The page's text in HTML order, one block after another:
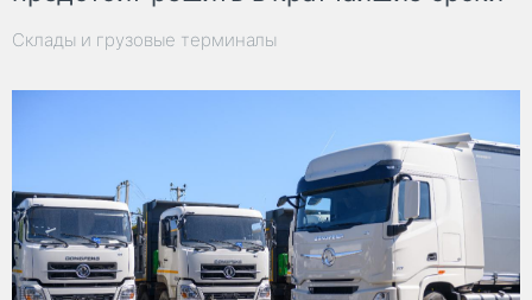
Склады и грузовые терминалы